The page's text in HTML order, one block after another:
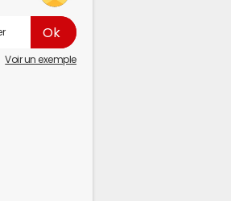
Voir un exemple